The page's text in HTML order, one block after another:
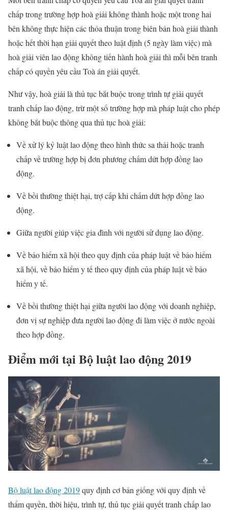
chấp trong trường hợp hoà giải không thành hoặc một trong hai
bên không thực hiện các thỏa thuận trong biên bản hoà giải thành
hoặc hết thời hạn giải quyết theo luật định (5 ngày làm việc) mà
hoà giải viên lao động không tiến hành hoà giải thì mỗi bên tranh
chấp có quyền yêu cầu Toà án giải quyết.
Như vậy, hoà giải là thủ tục bắt buộc trong trình tự giải quyết
tranh chấp lao động, trừ một số trường hợp mà pháp luật cho phép
không bắt buộc thông qua thủ tục hoà giải:
Về xử lý kỷ luật lao động theo hình thức sa thải hoặc tranh
chấp về trường hợp bị đơn phương chấm dứt hợp đồng lao
động.
Về bồi thường thiệt hại, trợ cấp khi chấm dứt hợp đồng lao
động.
Giữa người giúp việc gia đình với người sử dụng lao động.
Về bảo hiểm xã hội theo quy định của pháp luật về bảo hiểm
xã hội, về bảo hiểm y tế theo quy định của pháp luật về bảo
hiểm y tế.
Về bồi thường thiệt hại giữa người lao động với doanh nghiệp,
đơn vị sự nghiệp đưa người lao động đi làm việc ở nước ngoài
theo hợp đồng.
Điểm mới tại Bộ luật lao động 2019
Bộ luật lao động 2019quy định cơ bản giống với quy định về
thẩm quyền, thời hiệu, trình tự, thủ tục giải quyết tranh chấp lao